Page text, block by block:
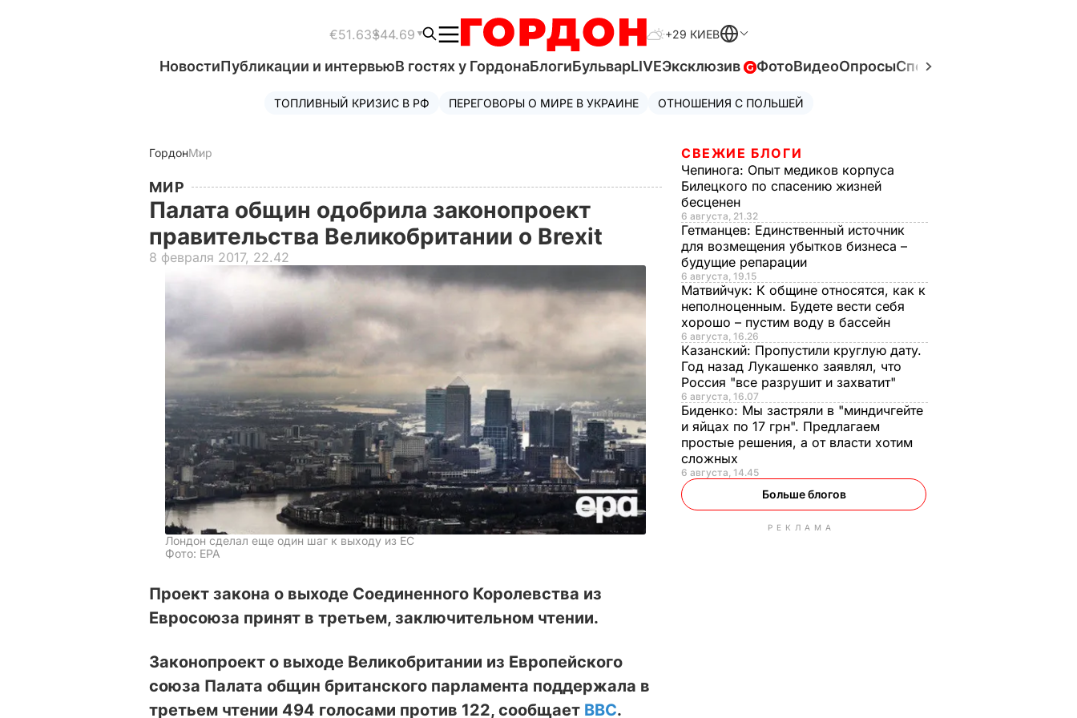
€51.63$44.69 +29 КИЕВ
НовостиПубликации и интервьюВ гостях у ГордонаБлогиБульварLIVEЭксклюзив ФотоВидеоОпросыСпецпроекты
ТОПЛИВНЫЙ КРИЗИС В РФ ПЕРЕГОВОРЫ О МИРЕ В УКРАИНЕ ОТНОШЕНИЯ С ПОЛЬШЕЙ
ГордонМир
МИР
Палата общин одобрила законопроект
правительства Великобритании о Brexit
8 февраля 2017, 22.42
Лондон сделал еще один шаг к выходу из ЕС
Фото: EPA
Проект закона о выходе Соединенного Королевства из
Евросоюза принят в третьем, заключительном чтении.
Законопроект о выходе Великобритании из Европейского
союза Палата общин британского парламента поддержала в
третьем чтении 494 голосами против 122, сообщает BBC.
СВЕЖИЕ БЛОГИ
Чепинога: Опыт медиков корпуса
Билецкого по спасению жизней
бесценен
6 августа, 21.32
Гетманцев: Единственный источник
для возмещения убытков бизнеса –
будущие репарации
6 августа, 19.15
Матвийчук: К общине относятся, как к
неполноценным. Будете вести себя
хорошо – пустим воду в бассейн
6 августа, 16.26
Казанский: Пропустили круглую дату.
Год назад Лукашенко заявлял, что
Россия "все разрушит и захватит"
6 августа, 16.07
Биденко: Мы застряли в "миндичгейте
и яйцах по 17 грн". Предлагаем
простые решения, а от власти хотим
сложных
6 августа, 14.45
Больше блогов
РЕКЛАМА